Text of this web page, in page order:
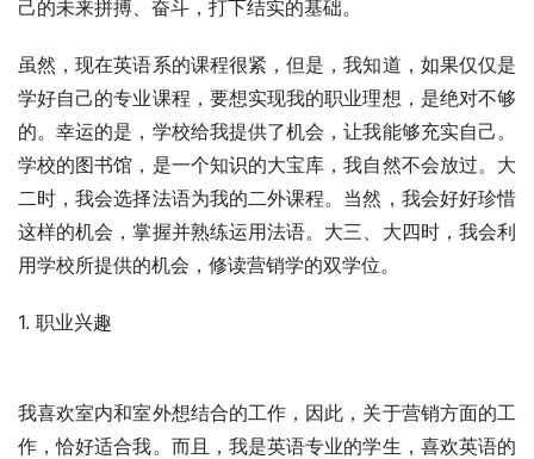
己的未来拼搏、奋斗，打下结实的基础。
虽然，现在英语系的课程很紧，但是，我知道，如果仅仅是
学好自己的专业课程，要想实现我的职业理想，是绝对不够
的。幸运的是，学校给我提供了机会，让我能够充实自己。
学校的图书馆，是一个知识的大宝库，我自然不会放过。大
二时，我会选择法语为我的二外课程。当然，我会好好珍惜
这样的机会，掌握并熟练运用法语。大三、大四时，我会利
用学校所提供的机会，修读营销学的双学位。
1. 职业兴趣
我喜欢室内和室外想结合的工作，因此，关于营销方面的工
作，恰好适合我。而且，我是英语专业的学生，喜欢英语的